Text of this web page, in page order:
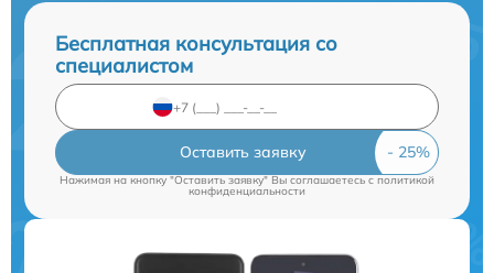
Бесплатная консультация со
специалистом
Оставить заявку
Нажимая на кнопку "Оставить заявку" Вы соглашаетесь c политикой
конфиденциальности